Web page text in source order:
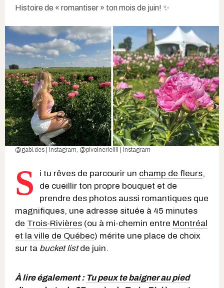
Histoire de « romantiser » ton mois de juin! ✨
@gabi.des | Instagram, @pivoinerielili | Instagram
S i tu rêves de parcourir un champ de fleurs,
de cueillir ton propre bouquet et de
prendre des photos aussi romantiques que
magnifiques, une adresse située à 45 minutes
de Trois-Rivières (ou à mi-chemin entre Montréal
et la ville de Québec) mérite une place de choix
sur ta bucket listde juin.
À lire également : Tu peux te baigner au pied